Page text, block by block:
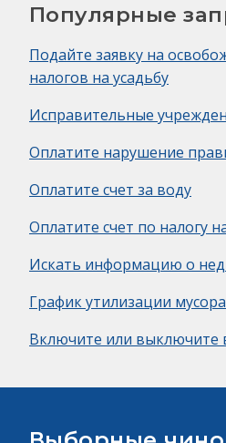
Популярные
Подайте заявку на
налогов на усадьбу
Исправительные
Оплатите нарушение
Оплатите счет за воду
Оплатите счет по налогу
Искать информацию о
График утилизации
Включите или выключите